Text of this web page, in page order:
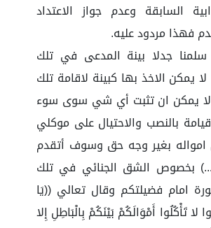
السابقة وعدم جواز الاعتداد
فهذا مردود عليه.
جدلا بينة المدعى في تلك
يمكن الاخذ بها كبينة لاقامة تلك
لا يمكن ان تثبت أي شي سوى سوء
بالنصب والاحتيال على موكلي
امواله بغير وجه حق وسوف أتقدم
بخصوص الشق الجنائي في تلك
امام فضيلتكم وقال تعالي ((يَا
لا تَأْكُلُوا أَمْوَالَكُمْ بَيْنَكُمْ بِالْبَاطِلِ إِلا